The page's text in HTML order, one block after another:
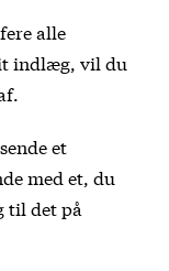
alle
indlæg, vil du
et
med et, du
til det på